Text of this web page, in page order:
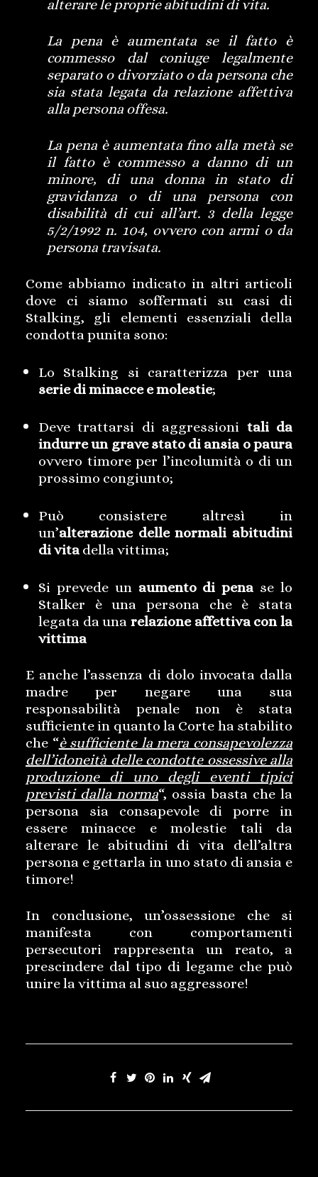
alterare le proprie abitudini di vita.
La pena è aumentata se il fatto è
commesso dal coniuge legalmente
separato o divorziato o da persona che
sia stata legata da relazione affettiva
alla persona offesa.
La pena è aumentata fino alla metà se
il fatto è commesso a danno di un
minore, di una donna in stato di
gravidanza o di una persona con
disabilità di cui all’art. 3 della legge
5/2/1992 n. 104, ovvero con armi o da
persona travisata.
Come abbiamo indicato in altri articoli
dove ci siamo soffermati su casi di
Stalking, gli elementi essenziali della
condotta punita sono:
Lo Stalking si caratterizza per una
serie di minacce e molestie;
Deve trattarsi di aggressioni tali da
indurre un grave stato di ansia o paura
ovvero timore per l’incolumità o di un
prossimo congiunto;
Può consistere altresì in
un’alterazione delle normali abitudini
di vita della vittima;
Si prevede un aumento di pena se lo
Stalker è una persona che è stata
legata da una relazione affettiva con la
vittima
E anche l’assenza di dolo invocata dalla
madre per negare una sua
responsabilità penale non è stata
sufficiente in quanto la Corte ha stabilito
che “è sufficiente la mera consapevolezza
dell’idoneità delle condotte ossessive alla
produzione di uno degli eventi tipici
previsti dalla norma“, ossia basta che la
persona sia consapevole di porre in
essere minacce e molestie tali da
alterare le abitudini di vita dell’altra
persona e gettarla in uno stato di ansia e
timore!
In conclusione, un’ossessione che si
manifesta con comportamenti
persecutori rappresenta un reato, a
prescindere dal tipo di legame che può
unire la vittima al suo aggressore!